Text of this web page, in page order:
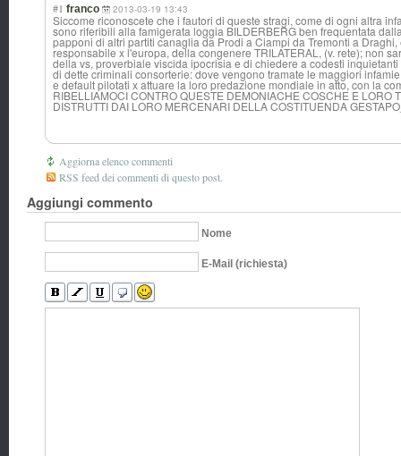
#1 franco 2013-03-19 13:43
Siccome riconoscete che i fautori di queste stragi, come di ogni altra
sono riferibili alla famigerata loggia BILDERBERG ben frequentata
papponi di altri partiti canaglia da Prodi a Ciampi da Tremonti a
responsabile x l'europa, della congenere TRILATERAL, (v. rete); non
della vs, proverbiale viscida ipocrisia e di chiedere a codesti
di dette criminali consorterie: dove vengono tramate le maggiori
e default pilotati x attuare la loro predazione mondiale in atto, con la
RIBELLIAMOCI CONTRO QUESTE DEMONIACHE COSCHE E LORO
DISTRUTTI DAI LORO MERCENARI DELLA COSTITUENDA
Aggiorna elenco commenti
RSS feed dei commenti di questo post.
Aggiungi commento
Nome
E-Mail (richiesta)